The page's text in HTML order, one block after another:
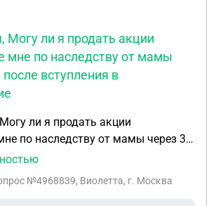
Могу ли я продать акции
мне по наследству от мамы
после вступления в
по наследству от мамы через 3
в наследование? или мне
закон что продажу квартиры,
№4968839, Виолетта, г. Москва